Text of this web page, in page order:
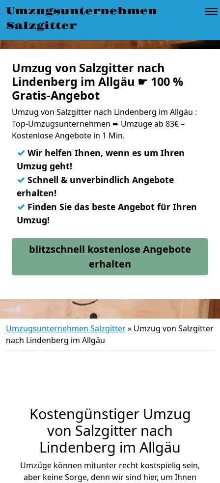
Umzugsunternehmen
Salzgitter
Umzug von Salzgitter nach
Lindenberg im Allgäu ☛ 100 %
Gratis-Angebot
Umzug von Salzgitter nach Lindenberg im Allgäu :
Top-Umzugsunternehmen ➨ Umzüge ab 83€ –
Kostenlose Angebote in 1 Min.
✓ Wir helfen Ihnen, wenn es um Ihren
Umzug geht!
✓ Schnell & unverbindlich Angebote
erhalten!
✓ Finden Sie das beste Angebot für Ihren
Umzug!
blitzschnell kostenlose Angebote
erhalten
Umzugsunternehmen Salzgitter» Umzug von Salzgitter
nach Lindenberg im Allgäu
Kostengünstiger Umzug
von Salzgitter nach
Lindenberg im Allgäu
Umzüge können mitunter recht kostspielig sein,
aber keine Sorge, denn wir sind hier, um Ihnen